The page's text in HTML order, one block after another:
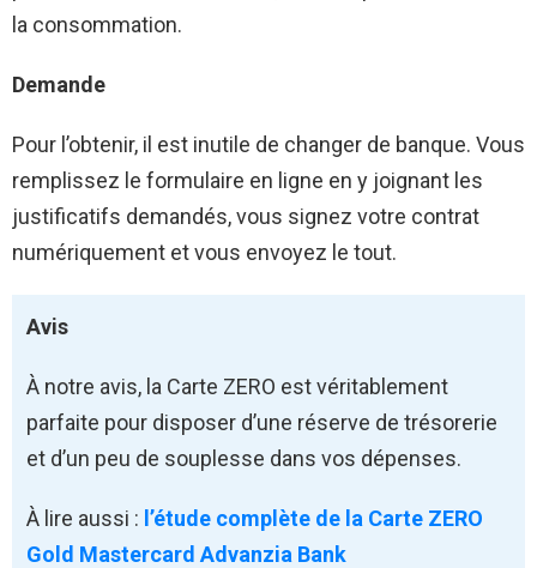
la consommation.
Demande
Pour l’obtenir, il est inutile de changer de banque. Vous
remplissez le formulaire en ligne en y joignant les
justificatifs demandés, vous signez votre contrat
numériquement et vous envoyez le tout.
Avis
À notre avis, la Carte ZERO est véritablement
parfaite pour disposer d’une réserve de trésorerie
et d’un peu de souplesse dans vos dépenses.
À lire aussi : l’étude complète de la Carte ZERO
Gold Mastercard Advanzia Bank